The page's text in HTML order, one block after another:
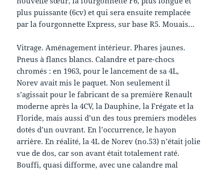
plus puissante (6cv) et qui sera ensuite remplacée
par la fourgonnette Express, sur base R5. Mouais…
Vitrage. Aménagement intérieur. Phares jaunes.
Pneus à flancs blancs. Calandre et pare-chocs
chromés : en 1963, pour le lancement de sa 4L,
Norev avait mis le paquet. Non seulement il
s’agissait pour le fabricant de sa première Renault
moderne après la 4CV, la Dauphine, la Frégate et la
Floride, mais aussi d’un des tous premiers modèles
dotés d’un ouvrant. En l’occurrence, le hayon
arrière. En réalité, la 4L de Norev (no.53) n’était jolie
vue de dos, car son avant était totalement raté.
Bouffi, quasi difforme, avec une calandre mal